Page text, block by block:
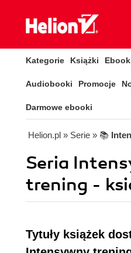
Kategorie Książki
Audiobooki Promocje
Darmowe ebooki
Helion.pl » Serie » 📚
Seria
trening -
Tytuły książek